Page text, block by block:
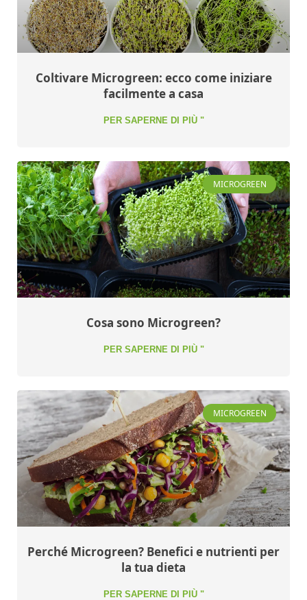
Coltivare Microgreen: ecco come iniziare
facilmente a casa
PER SAPERNE DI PIÙ "
MICROGREEN
Cosa sono Microgreen?
PER SAPERNE DI PIÙ "
MICROGREEN
Perché Microgreen? Benefici e nutrienti per
la tua dieta
PER SAPERNE DI PIÙ "